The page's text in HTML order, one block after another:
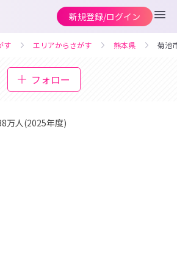
新規登録/ログイン
す エリアからさがす 熊本県 菊池
フォロー
万人(2025年度)